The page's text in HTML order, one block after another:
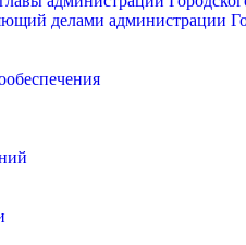
делами администрации